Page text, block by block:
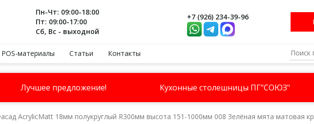
Пн-Чт: 09:00-18:00
Пт: 09:00-17:00
Сб, Вс - выходной
+7 (926) 234-39-96
POS-материалы Статьи Контакты
Лучшее предложение! Кухонные столешницы ПГ"СОЮЗ"
AcrylicMatt 18мм полукруглый R300мм высота 151-1000мм 008 Зелёная мята матовая